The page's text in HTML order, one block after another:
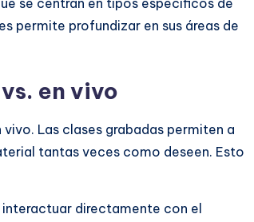
se centran en tipos específicos de
permite profundizar en sus áreas de
en vivo
Las clases grabadas permiten a
tantas veces como deseen. Esto
directamente con el